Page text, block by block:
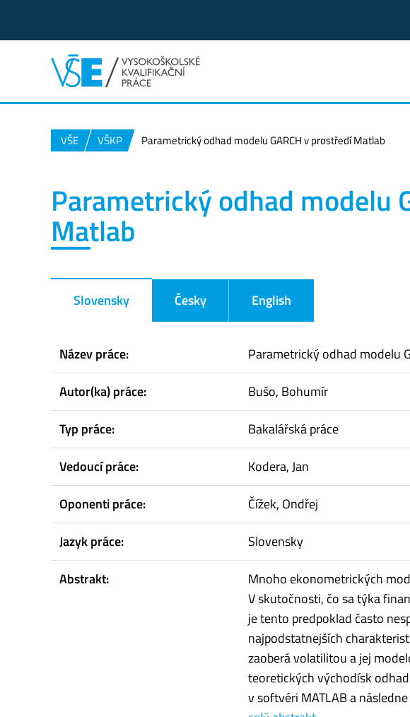
VŠE VŠKP Parametrický odhad modelu GARCH v prostředí Matlab
Parametrický odhad modelu
Matlab
Slovensky Česky English
Název práce:
Parametrický odhad modelu
Autor(ka) práce:
Bušo, Bohumír
Typ práce:
Bakalářská práce
Vedoucí práce:
Kodera, Jan
Oponenti práce:
Čížek, Ondřej
Jazyk práce:
Slovensky
Abstrakt:
Mnoho ekonometrických
V skutočnosti, čo sa týka
je tento predpoklad často
najpodstatnejších
zaoberá volatilitou a jej
teoretických východísk
v softvéri MATLAB a